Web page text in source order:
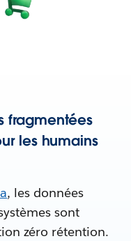
fragmentées
les humains
, les données
sont
zéro rétention.